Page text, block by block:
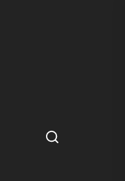
Search